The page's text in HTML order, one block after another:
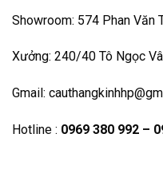
Showroom: 574 Phan Văn
Xưởng: 240/40 Tô Ngọc
Gmail:
Hotline : 0969 380 992 –